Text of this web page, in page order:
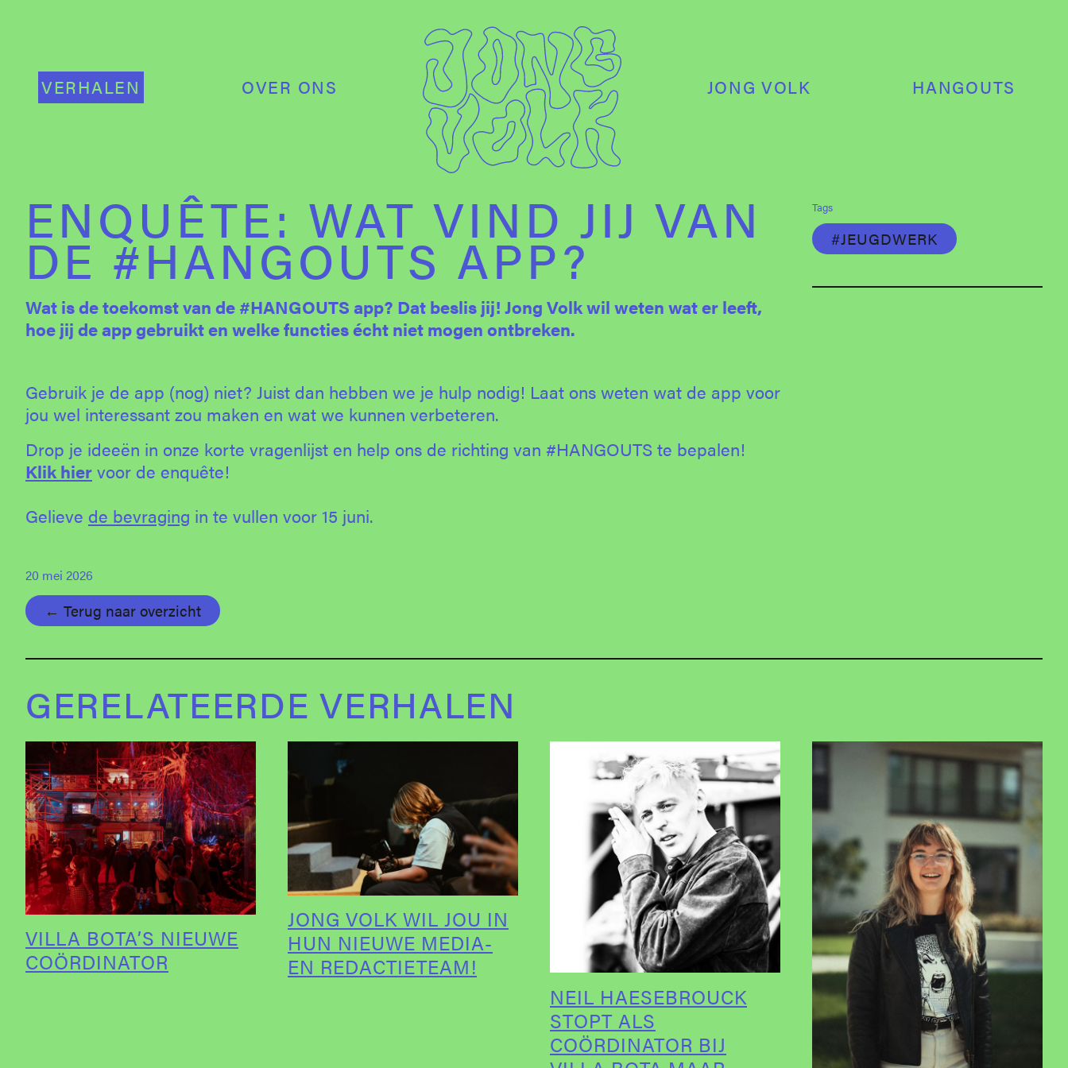
VERHALEN OVER ONS JONG VOLK HANGOUTS
ENQUÊTE: WAT VIND JIJ VAN
DE #HANGOUTS APP?
Wat is de toekomst van de #HANGOUTS app? Dat beslis jij! Jong Volk wil weten wat er leeft,
hoe jij de app gebruikt en welke functies écht niet mogen ontbreken.
Gebruik je de app (nog) niet? Juist dan hebben we je hulp nodig! Laat ons weten wat de app voor
jou wel interessant zou maken en wat we kunnen verbeteren.
Drop je ideeën in onze korte vragenlijst en help ons de richting van #HANGOUTS te bepalen!
Klik hiervoor de enquête!
Gelieve de bevraging in te vullen voor 15 juni.
20 mei 2026
← Terug naar overzicht
Tags
#JEUGDWERK
GERELATEERDE VERHALEN
VILLA BOTA’S NIEUWE
COÖRDINATOR
JONG VOLK WIL JOU IN
HUN NIEUWE MEDIA-
EN REDACTIETEAM!
NEIL HAESEBROUCK
STOPT ALS
COÖRDINATOR BIJ